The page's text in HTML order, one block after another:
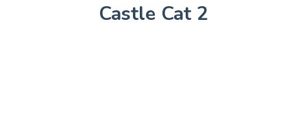
Castle Cat 2